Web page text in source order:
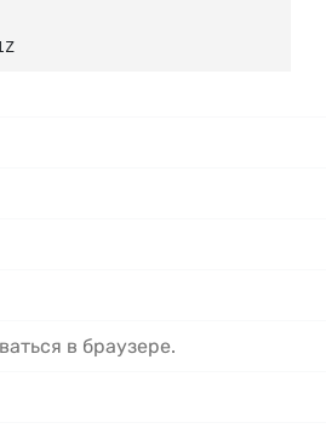
в браузере.